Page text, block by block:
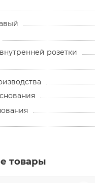
розетки
товары